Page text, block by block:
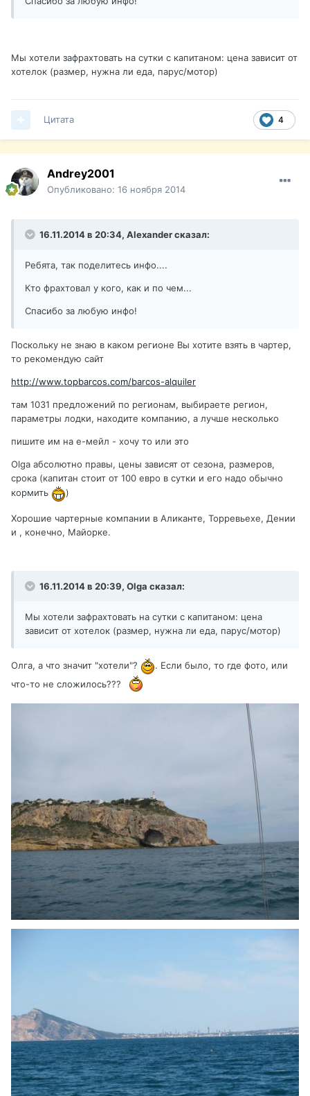
Мы хотели зафрахтовать на сутки с капитаном: цена зависит от
хотелок (размер, нужна ли еда, парус/мотор)
4
Цитата
Andrey2001
Опубликовано: 16 ноября 2014
16.11.2014 в 20:34, Alexander сказал:
Ребята, так поделитесь инфо....
Кто фрахтовал у кого, как и по чем...
Спасибо за любую инфо!
Поскольку не знаю в каком регионе Вы хотите взять в чартер,
то рекомендую сайт
http://www.topbarcos.com/barcos-alquiler
там 1031 предложений по регионам, выбираете регион,
параметры лодки, находите компанию, а лучше несколько
пишите им на е-мейл - хочу то или это
Olga абсолютно правы, цены зависят от сезона, размеров,
срока (капитан стоит от 100 евро в сутки и его надо обычно
кормить
)
Хорошие чартерные компании в Аликанте, Торревьехе, Дении
и , конечно, Майорке.
16.11.2014 в 20:39, Olga сказал:
Мы хотели зафрахтовать на сутки с капитаном: цена
зависит от хотелок (размер, нужна ли еда, парус/мотор)
Олга, а что значит "хотели"?
. Если было, то где фото, или
что-то не сложилось???